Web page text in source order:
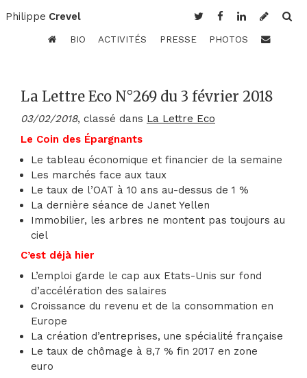
Philippe Crevel
BIO ACTIVITÉS PRESSE PHOTOS
La Lettre Eco N°269 du 3 février 2018
03/02/2018, classé dans La Lettre Eco
Le Coin des Épargnants
Le tableau économique et financier de la semaine
Les marchés face aux taux
Le taux de l’OAT à 10 ans au-dessus de 1 %
La dernière séance de Janet Yellen
Immobilier, les arbres ne montent pas toujours au
ciel
C’est déjà hier
L’emploi garde le cap aux Etats-Unis sur fond
d’accélération des salaires
Croissance du revenu et de la consommation en
Europe
La création d’entreprises, une spécialité française
Le taux de chômage à 8,7 % fin 2017 en zone
euro